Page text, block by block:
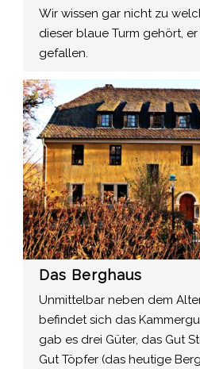
Wir wissen gar nicht zu
dieser blaue Turm gehört,
gefallen.
Das Berghaus
Unmittelbar neben dem
befindet sich das
gab es drei Güter, das Gut
Gut Töpfer (das heutige